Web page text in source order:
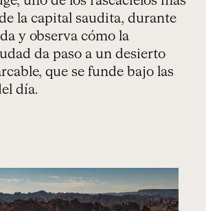
la capital saudita, durante
y observa cómo la
da paso a un desierto
que se funde bajo las
día.